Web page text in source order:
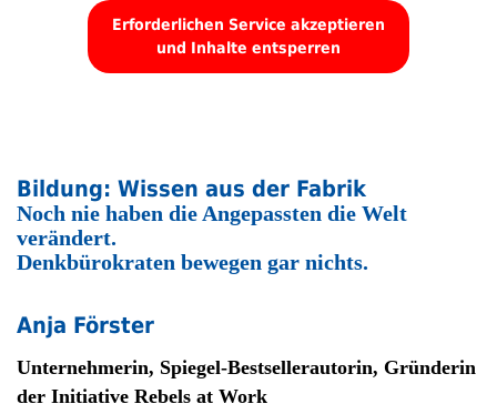
Erforderlichen Service akzeptieren
und Inhalte entsperren
Bildung: Wissen aus der Fabrik
Noch nie haben die Angepassten die Welt
verändert.
Denkbürokraten bewegen gar nichts.
Anja Förster
Unternehmerin, Spiegel-Bestsellerautorin, Gründerin
der Initiative Rebels at Work